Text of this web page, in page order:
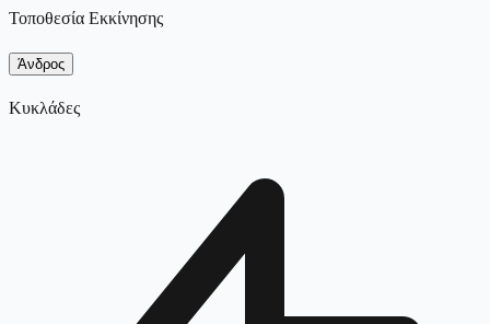
Τοποθεσία Εκκίνησης
Άνδρος
Κυκλάδες